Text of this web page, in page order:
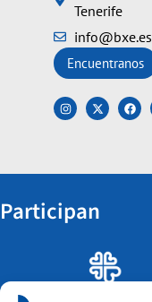
Tenerife
info@bxe.es
Encuentranos
Participan